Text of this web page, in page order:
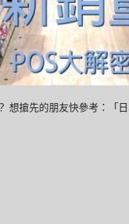
想搶先的朋友快參考：「